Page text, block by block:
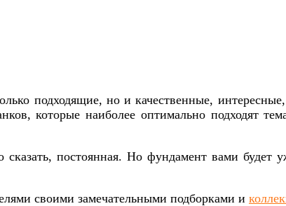
подходящие, но и качественные, интересные,
которые наиболее оптимально подходят
сказать, постоянная. Но фундамент вами
своими замечательными подборками и